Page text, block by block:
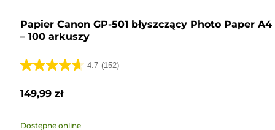
Papier Canon GP-501 błyszczący Photo Paper A4
– 100 arkuszy
4.7 (152)
4.7
149,99 zł
Dostępne online